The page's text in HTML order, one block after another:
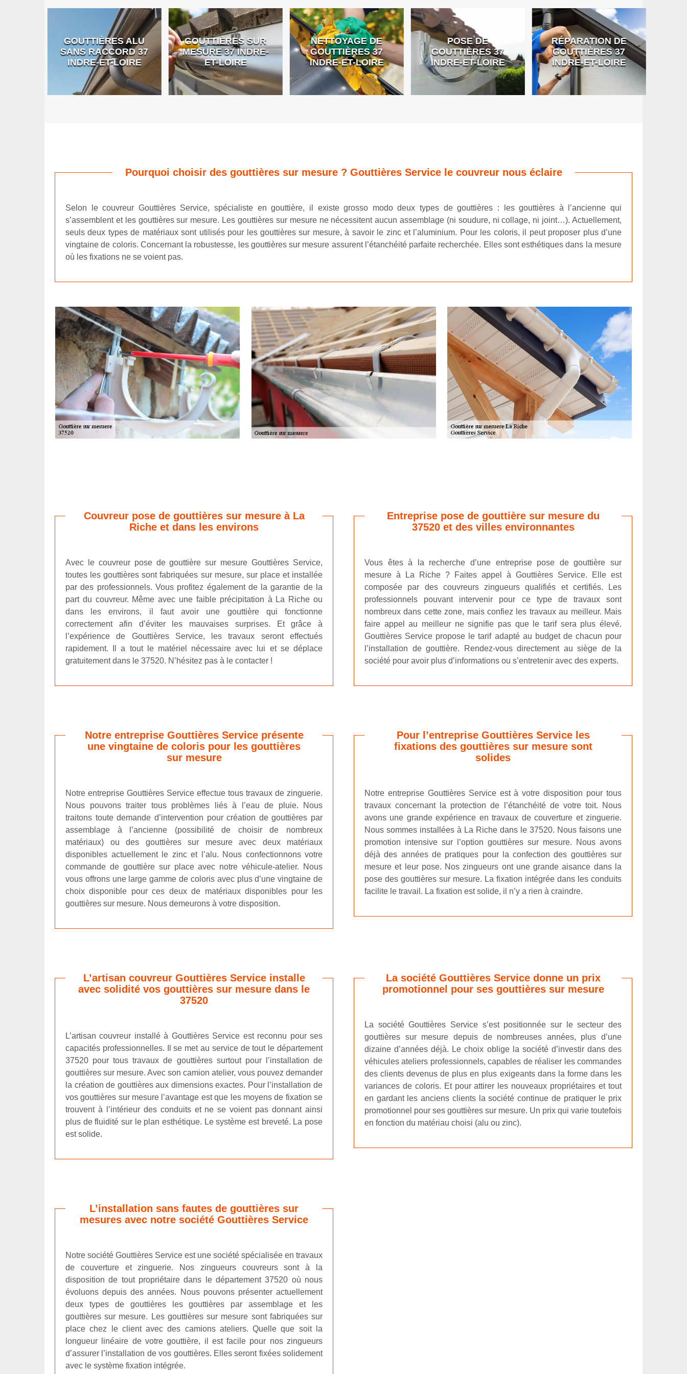
GOUTTIÈRES ALU
SANS RACCORD 37
INDRE-ET-LOIRE
GOUTTIÈRES SUR
MESURE 37 INDRE-
ET-LOIRE
NETTOYAGE DE
GOUTTIÈRES 37
INDRE-ET-LOIRE
POSE DE
GOUTTIÈRES 37
INDRE-ET-LOIRE
RÉPARATION DE
GOUTTIÈRES 37
INDRE-ET-LOIRE
Pourquoi choisir des gouttières sur mesure ? Gouttières Service le couvreur nous éclaire
Selon le couvreur Gouttières Service, spécialiste en gouttière, il existe grosso modo deux types de gouttières : les gouttières à l’ancienne qui
s’assemblent et les gouttières sur mesure. Les gouttières sur mesure ne nécessitent aucun assemblage (ni soudure, ni collage, ni joint…). Actuellement,
seuls deux types de matériaux sont utilisés pour les gouttières sur mesure, à savoir le zinc et l’aluminium. Pour les coloris, il peut proposer plus d’une
vingtaine de coloris. Concernant la robustesse, les gouttières sur mesure assurent l’étanchéité parfaite recherchée. Elles sont esthétiques dans la mesure
où les fixations ne se voient pas.
Couvreur pose de gouttières sur mesure à La
Riche et dans les environs
Avec le couvreur pose de gouttière sur mesure Gouttières Service,
toutes les gouttières sont fabriquées sur mesure, sur place et installée
par des professionnels. Vous profitez également de la garantie de la
part du couvreur. Même avec une faible précipitation à La Riche ou
dans les environs, il faut avoir une gouttière qui fonctionne
correctement afin d’éviter les mauvaises surprises. Et grâce à
l’expérience de Gouttières Service, les travaux seront effectués
rapidement. Il a tout le matériel nécessaire avec lui et se déplace
gratuitement dans le 37520. N’hésitez pas à le contacter !
Entreprise pose de gouttière sur mesure du
37520 et des villes environnantes
Vous êtes à la recherche d’une entreprise pose de gouttière sur
mesure à La Riche ? Faites appel à Gouttières Service. Elle est
composée par des couvreurs zingueurs qualifiés et certifiés. Les
professionnels pouvant intervenir pour ce type de travaux sont
nombreux dans cette zone, mais confiez les travaux au meilleur. Mais
faire appel au meilleur ne signifie pas que le tarif sera plus élevé.
Gouttières Service propose le tarif adapté au budget de chacun pour
l’installation de gouttière. Rendez-vous directement au siège de la
société pour avoir plus d’informations ou s’entretenir avec des experts.
Notre entreprise Gouttières Service présente
une vingtaine de coloris pour les gouttières
sur mesure
Notre entreprise Gouttières Service effectue tous travaux de zinguerie.
Nous pouvons traiter tous problèmes liés à l’eau de pluie. Nous
traitons toute demande d’intervention pour création de gouttières par
assemblage à l’ancienne (possibilité de choisir de nombreux
matériaux) ou des gouttières sur mesure avec deux matériaux
disponibles actuellement le zinc et l’alu. Nous confectionnons votre
commande de gouttière sur place avec notre véhicule-atelier. Nous
vous offrons une large gamme de coloris avec plus d’une vingtaine de
choix disponible pour ces deux de matériaux disponibles pour les
gouttières sur mesure. Nous demeurons à votre disposition.
Pour l’entreprise Gouttières Service les
fixations des gouttières sur mesure sont
solides
Notre entreprise Gouttières Service est à votre disposition pour tous
travaux concernant la protection de l’étanchéité de votre toit. Nous
avons une grande expérience en travaux de couverture et zinguerie.
Nous sommes installées à La Riche dans le 37520. Nous faisons une
promotion intensive sur l’option gouttières sur mesure. Nous avons
déjà des années de pratiques pour la confection des gouttières sur
mesure et leur pose. Nos zingueurs ont une grande aisance dans la
pose des gouttières sur mesure. La fixation intégrée dans les conduits
facilite le travail. La fixation est solide, il n’y a rien à craindre.
L’artisan couvreur Gouttières Service installe
avec solidité vos gouttières sur mesure dans le
37520
L’artisan couvreur installé à Gouttières Service est reconnu pour ses
capacités professionnelles. Il se met au service de tout le département
37520 pour tous travaux de gouttières surtout pour l’installation de
gouttières sur mesure. Avec son camion atelier, vous pouvez demander
la création de gouttières aux dimensions exactes. Pour l’installation de
vos gouttières sur mesure l’avantage est que les moyens de fixation se
trouvent à l’intérieur des conduits et ne se voient pas donnant ainsi
plus de fluidité sur le plan esthétique. Le système est breveté. La pose
est solide.
La société Gouttières Service donne un prix
promotionnel pour ses gouttières sur mesure
La société Gouttières Service s’est positionnée sur le secteur des
gouttières sur mesure depuis de nombreuses années, plus d’une
dizaine d’années déjà. Le choix oblige la société d’investir dans des
véhicules ateliers professionnels, capables de réaliser les commandes
des clients devenus de plus en plus exigeants dans la forme dans les
variances de coloris. Et pour attirer les nouveaux propriétaires et tout
en gardant les anciens clients la société continue de pratiquer le prix
promotionnel pour ses gouttières sur mesure. Un prix qui varie toutefois
en fonction du matériau choisi (alu ou zinc).
L’installation sans fautes de gouttières sur
mesures avec notre société Gouttières Service
Notre société Gouttières Service est une société spécialisée en travaux
de couverture et zinguerie. Nos zingueurs couvreurs sont à la
disposition de tout propriétaire dans le département 37520 où nous
évoluons depuis des années. Nous pouvons présenter actuellement
deux types de gouttières les gouttières par assemblage et les
gouttières sur mesure. Les gouttières sur mesure sont fabriquées sur
place chez le client avec des camions ateliers. Quelle que soit la
longueur linéaire de votre gouttière, il est facile pour nos zingueurs
d’assurer l’installation de vos gouttières. Elles seront fixées solidement
avec le système fixation intégrée.